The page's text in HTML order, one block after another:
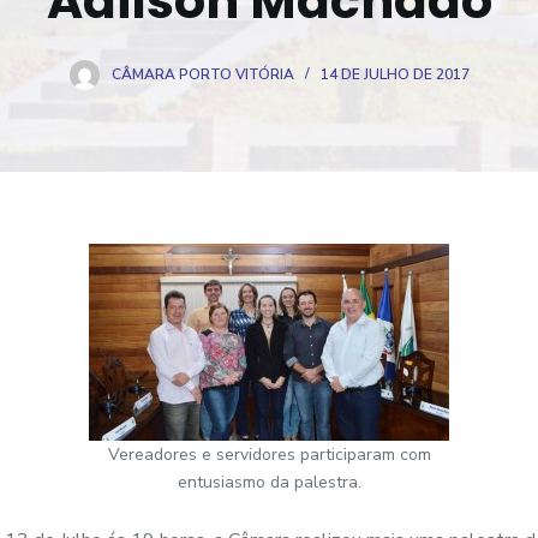
CÂMARA PORTO VITÓRIA 14 DE JULHO DE 2017
Vereadores e servidores participaram com
entusiasmo da palestra.